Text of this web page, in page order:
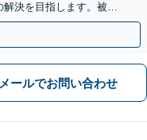
決を目指します。被害
メールでお問い合わせ